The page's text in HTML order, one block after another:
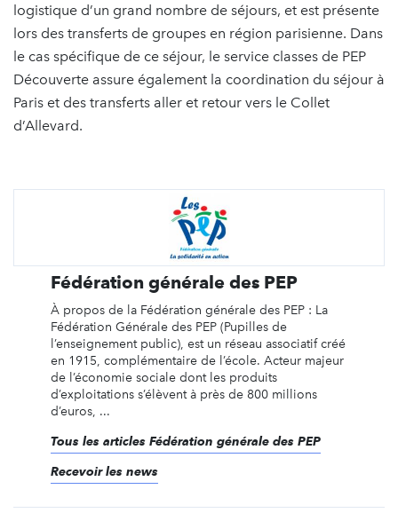
logistique d’un grand nombre de séjours, et est présente
lors des transferts de groupes en région parisienne. Dans
le cas spécifique de ce séjour, le service classes de PEP
Découverte assure également la coordination du séjour à
Paris et des transferts aller et retour vers le Collet
d’Allevard.
Fédération générale des PEP
À propos de la Fédération générale des PEP : La
Fédération Générale des PEP (Pupilles de
l’enseignement public), est un réseau associatif créé
en 1915, complémentaire de l’école. Acteur majeur
de l’économie sociale dont les produits
d’exploitations s’élèvent à près de 800 millions
d’euros, ...
Tous les articles Fédération générale des PEP
Recevoir les news